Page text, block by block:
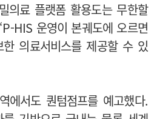
의료 플랫폼 활용도는 무한할
HIS 운영이 본궤도에 오르면
한 의료서비스를 제공할 수 있
에서도 퀀텀점프를 예고했다.